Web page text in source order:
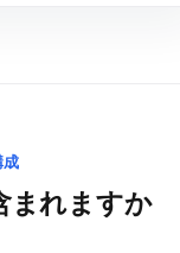
まれますか